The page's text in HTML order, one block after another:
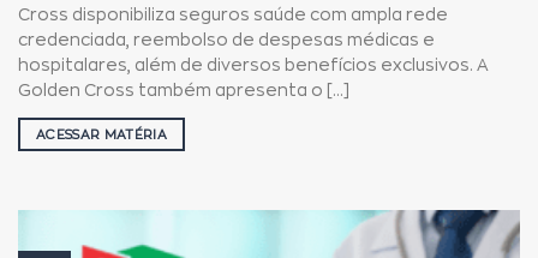
Cross disponibiliza seguros saúde com ampla rede
credenciada, reembolso de despesas médicas e
hospitalares, além de diversos benefícios exclusivos. A
Golden Cross também apresenta o [...]
ACESSAR MATÉRIA